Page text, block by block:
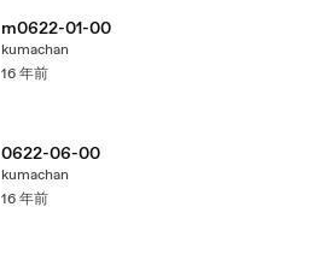
m0622-01-00
kumachan
16 年前
0622-06-00
kumachan
16 年前